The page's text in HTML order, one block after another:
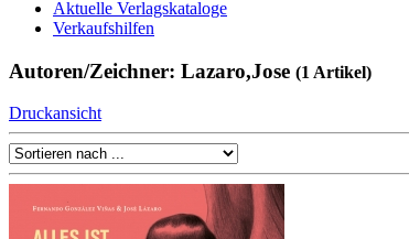
Aktuelle Verlagskataloge
Verkaufshilfen
Autoren/Zeichner: Lazaro,Jose (1 Artikel)
Druckansicht